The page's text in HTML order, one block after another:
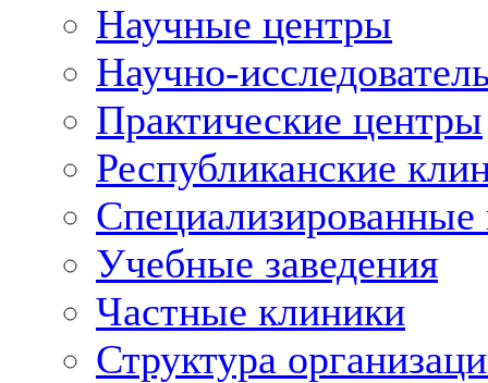
Научные центры
Научно-
Практические центры
Республиканские
Учебные заведения
Частные клиники
Структура